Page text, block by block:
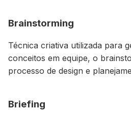
Brainstorming
Técnica criativa utilizada para
conceitos em equipe, o
processo de design e
Briefing